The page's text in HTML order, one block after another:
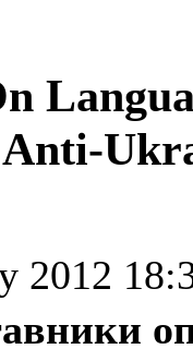
2012